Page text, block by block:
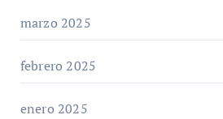
marzo 2025
febrero 2025
enero 2025